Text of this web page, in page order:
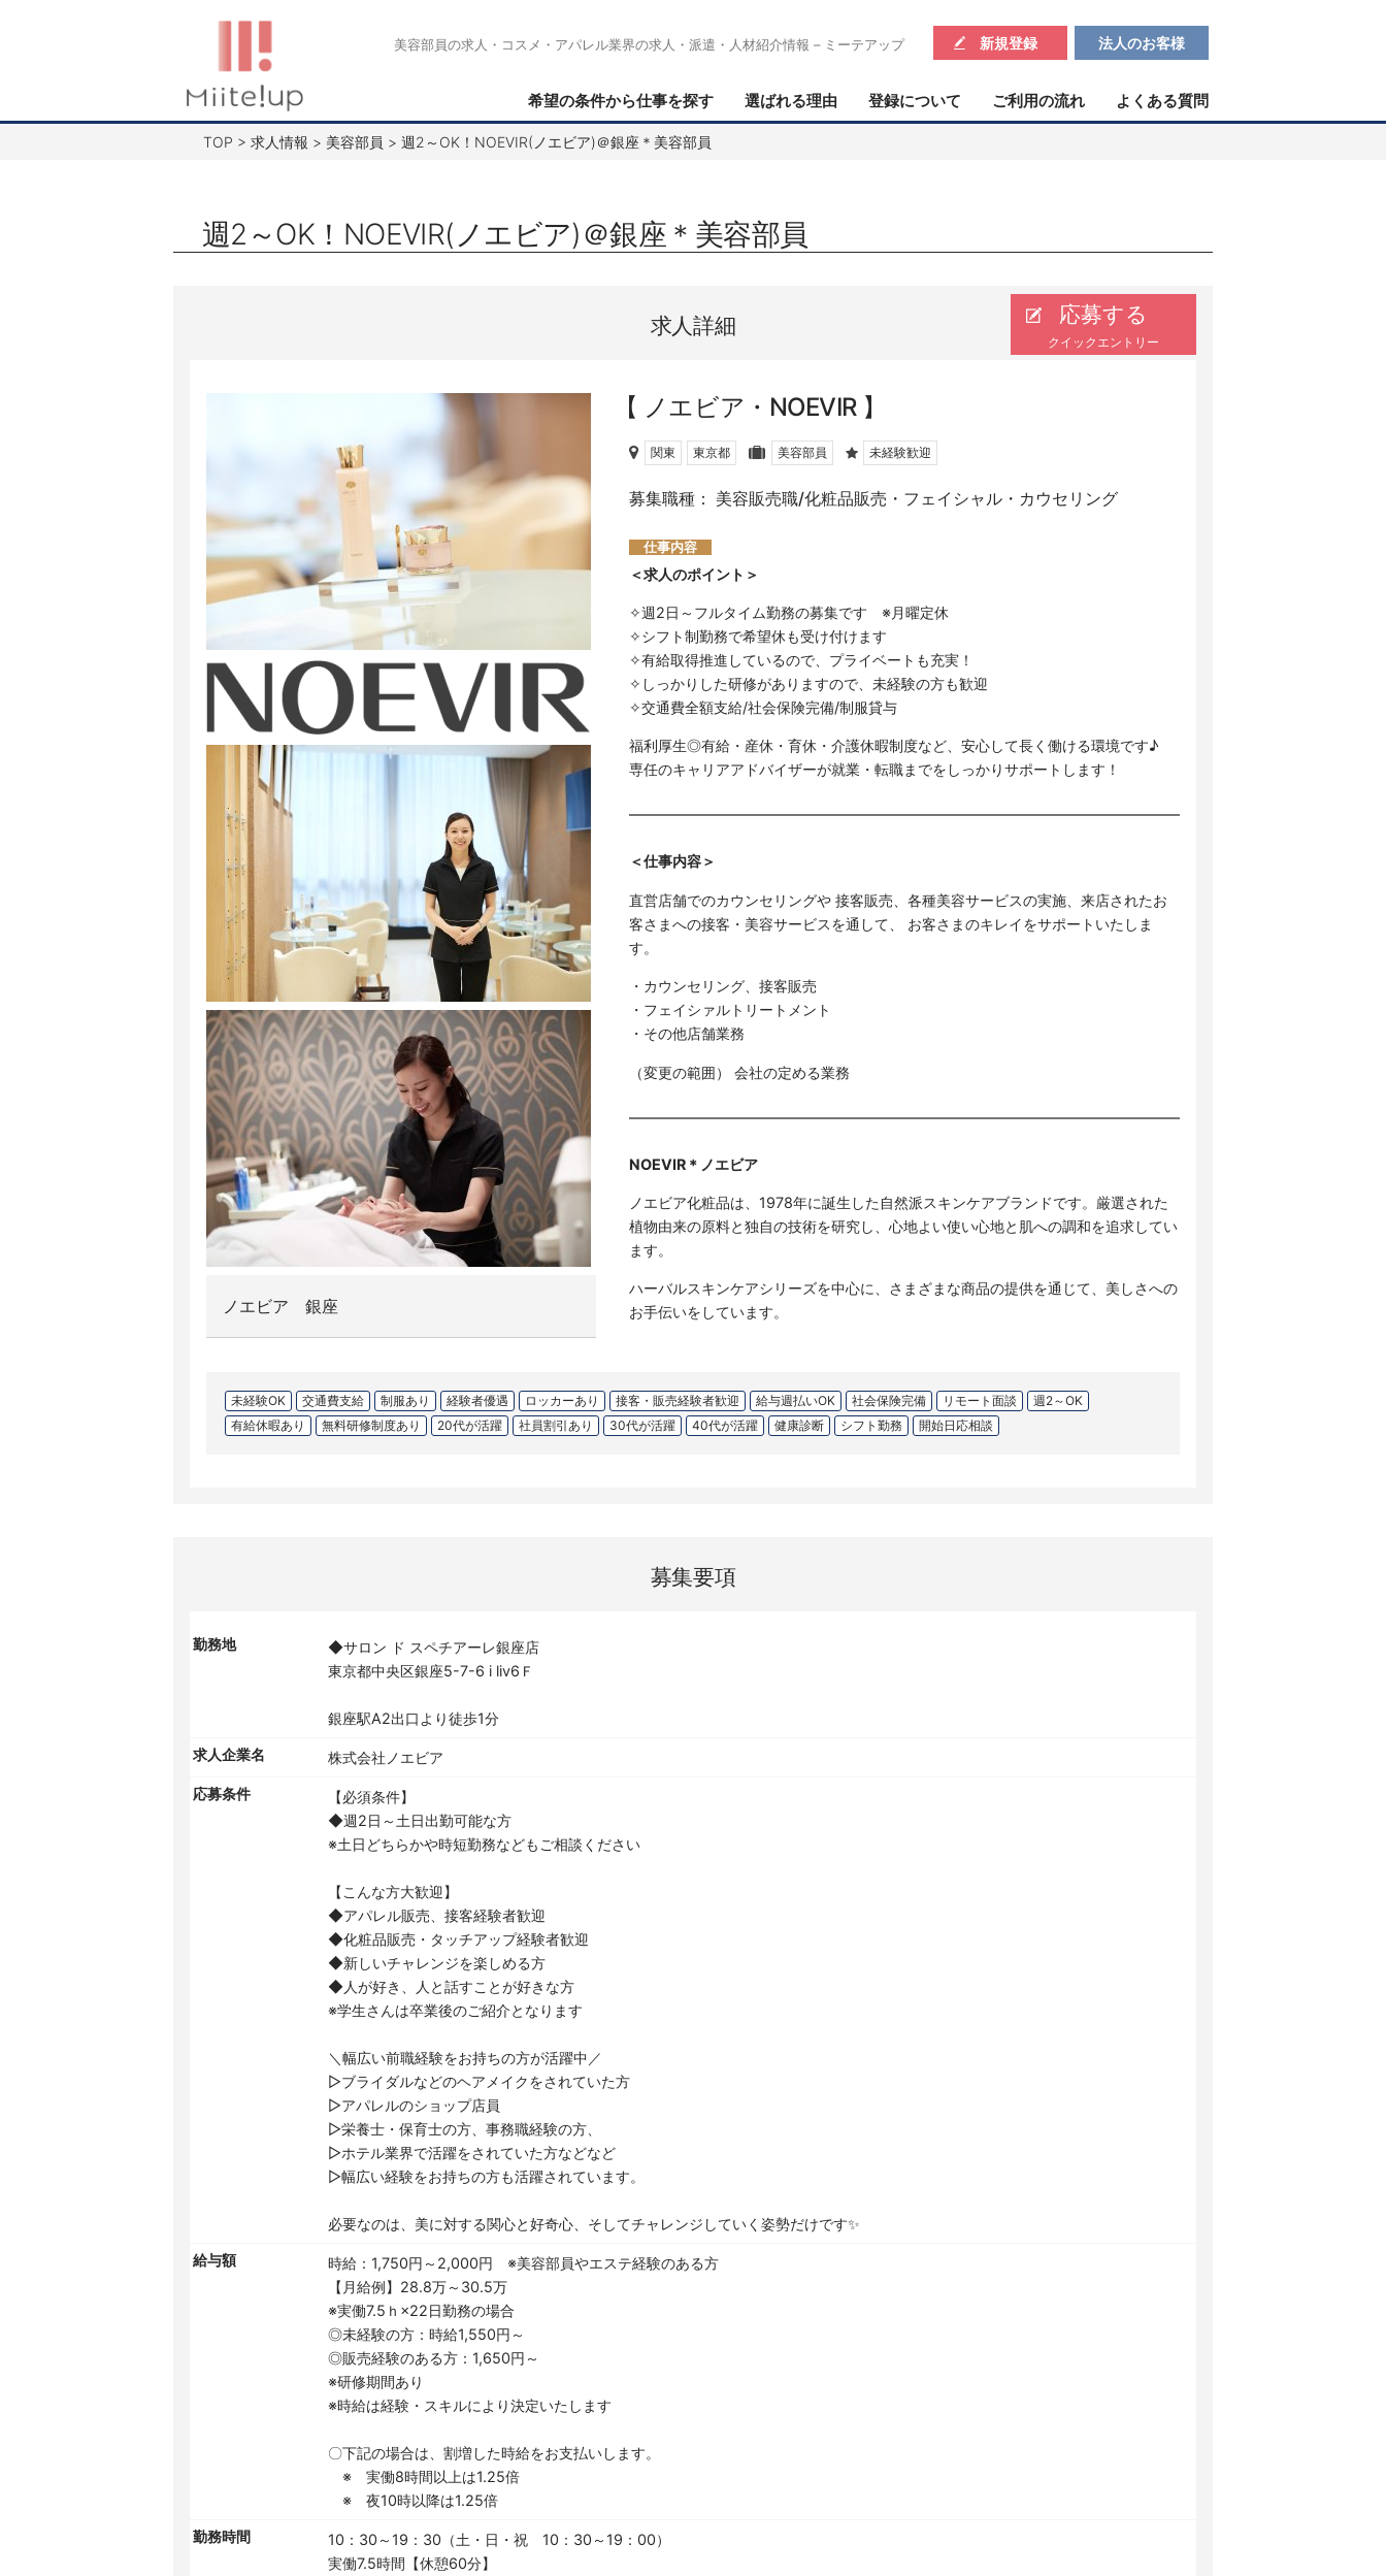
ツ
美容部員の求人・コスメ・アパレル業界の求人・派遣・人材紹介情報 – ミーテアップ 新規登録 法人のお客様
希望の条件から仕事を探す 選ばれる理由 登録について ご利用の流れ よくある質問
TOP > 求人情報 > 美容部員 > 週2～OK！NOEVIR(ノエビア)＠銀座＊美容部員
週2～OK！NOEVIR(ノエビア)＠銀座＊美容部員
求人詳細 応募する
クイックエントリー
ノエビア 銀座
ノエビア・NOEVIR
関東 東京都 美容部員 未経験歓迎
募集職種： 美容販売職/化粧品販売・フェイシャル・カウセリング
仕事内容
＜求人のポイント＞
✧週2日～フルタイム勤務の募集です ※月曜定休
✧シフト制勤務で希望休も受け付けます
✧有給取得推進しているので、プライベートも充実！
✧しっかりした研修がありますので、未経験の方も歓迎
✧交通費全額支給/社会保険完備/制服貸与
福利厚生◎有給・産休・育休・介護休暇制度など、安心して長く働ける環境です♪
専任のキャリアアドバイザーが就業・転職までをしっかりサポートします！
＜仕事内容＞
直営店舗でのカウンセリングや 接客販売、各種美容サービスの実施、来店されたお
客さまへの接客・美容サービスを通して、 お客さまのキレイをサポートいたしま
す。
・カウンセリング、接客販売
・フェイシァルトリートメント
・その他店舗業務
（変更の範囲） 会社の定める業務
NOEVIR＊ノエビア
ノエビア化粧品は、1978年に誕生した自然派スキンケアブランドです。厳選された
植物由来の原料と独自の技術を研究し、心地よい使い心地と肌への調和を追求してい
ます。
ハーバルスキンケアシリーズを中心に、さまざまな商品の提供を通じて、美しさへの
お手伝いをしています。
未経験OK 交通費支給 制服あり 経験者優遇 ロッカーあり 接客・販売経験者歓迎 給与週払いOK 社会保険完備 リモート面談
週2～OK
有給休暇あり
無料研修制度あり 20代が活躍 社員割引あり 30代が活躍 40代が活躍 健康診断 シフト勤務 開始日応相談
募集要項
勤務地
◆サロン ド スペチアーレ銀座店
東京都中央区銀座5-7-6 i liv6Ｆ
銀座駅A2出口より徒歩1分
求人企業名 株式会社ノエビア
応募条件
【必須条件】
◆週2日～土日出勤可能な方
※土日どちらかや時短勤務などもご相談ください
【こんな方大歓迎】
◆アパレル販売、接客経験者歓迎
◆化粧品販売・タッチアップ経験者歓迎
◆新しいチャレンジを楽しめる方
◆人が好き、人と話すことが好きな方
※学生さんは卒業後のご紹介となります
＼幅広い前職経験をお持ちの方が活躍中／
▷ブライダルなどのヘアメイクをされていた方
▷アパレルのショップ店員
▷栄養士・保育士の方、事務職経験の方、
▷ホテル業界で活躍をされていた方などなど
▷幅広い経験をお持ちの方も活躍されています。
必要なのは、美に対する関心と好奇心、そしてチャレンジしていく姿勢だけです✨
給与額
時給：1,750円～2,000円 ※美容部員やエステ経験のある方
【月給例】28.8万～30.5万
※実働7.5ｈ×22日勤務の場合
◎未経験の方：時給1,550円～
◎販売経験のある方：1,650円～
※研修期間あり
※時給は経験・スキルにより決定いたします
〇下記の場合は、割増した時給をお支払いします。
※ 実働8時間以上は1.25倍
※ 夜10時以降は1.25倍
勤務時間
10：30～19：30（土・日・祝 10：30～19：00）
実働7.5時間【休憩60分】